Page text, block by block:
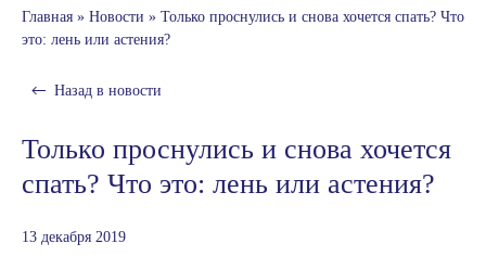
Главная » Новости » Только проснулись и снова хочется спать? Что
это: лень или астения?
Назад в новости
Только проснулись и снова хочется
спать? Что это: лень или астения?
13 декабря 2019